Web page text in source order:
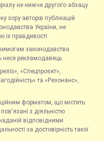
не нижче другого абзацу.
зору авторів публікацій.
України, не
їх правдивості.
вимогам законодавства
несе рекламодавець.
«Спецпроєкт»,
та «Резонанс»,
форматом, що містить
з діяльністю
відповідними
за достовірність такої